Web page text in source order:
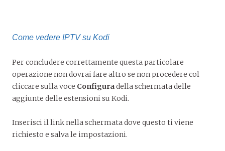
Come vedere IPTV su Kodi
Per concludere correttamente questa particolare
operazione non dovrai fare altro se non procedere col
cliccare sulla voce Configuradella schermata delle
aggiunte delle estensioni su Kodi.
Inserisci il link nella schermata dove questo ti viene
richiesto e salva le impostazioni.